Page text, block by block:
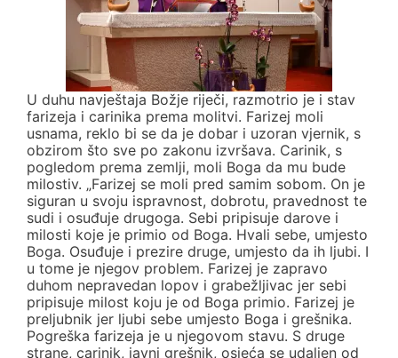
U duhu navještaja Božje riječi, razmotrio je i stav
farizeja i carinika prema molitvi. Farizej moli
usnama, reklo bi se da je dobar i uzoran vjernik, s
obzirom što sve po zakonu izvršava. Carinik, s
pogledom prema zemlji, moli Boga da mu bude
milostiv. „Farizej se moli pred samim sobom. On je
siguran u svoju ispravnost, dobrotu, pravednost te
sudi i osuđuje drugoga. Sebi pripisuje darove i
milosti koje je primio od Boga. Hvali sebe, umjesto
Boga. Osuđuje i prezire druge, umjesto da ih ljubi. I
u tome je njegov problem. Farizej je zapravo
duhom nepravedan lopov i grabežljivac jer sebi
pripisuje milost koju je od Boga primio. Farizej je
preljubnik jer ljubi sebe umjesto Boga i grešnika.
Pogreška farizeja je u njegovom stavu. S druge
strane, carinik, javni grešnik, osjeća se udaljen od